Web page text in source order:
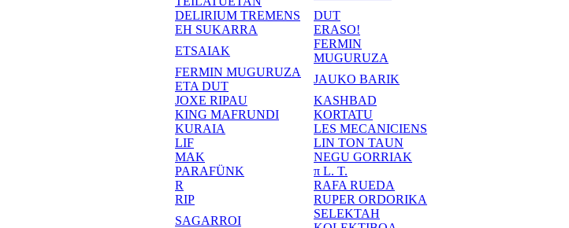
DELIRIUM TREMENS
DUT
EH SUKARRA
ERASO!
ETSAIAK
FERMIN
MUGURUZA
FERMIN MUGURUZA
ETA DUT
JAUKO BARIK
JOXE RIPAU
KASHBAD
KING MAFRUNDI
KORTATU
KURAIA
LES MECANICIENS
LIF
LIN TON TAUN
MAK
NEGU GORRIAK
PARAFÜNK
π L. T.
R
RAFA RUEDA
RIP
RUPER ORDORIKA
SAGARROI
SELEKTAH